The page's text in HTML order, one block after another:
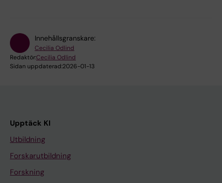
Innehållsgranskare:
Cecilia Odlind
Redaktör:Cecilia Odlind
Sidan uppdaterad:2026-01-13
Upptäck KI
Utbildning
Forskarutbildning
Forskning